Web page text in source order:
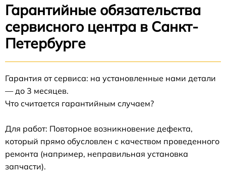
Гарантийные обязательства
сервисного центра в Санкт-
Петербурге
Гарантия от сервиса: на установленные нами детали
— до 3 месяцев.
Что считается гарантийным случаем?
Для работ: Повторное возникновение дефекта,
который прямо обусловлен с качеством проведенного
ремонта (например, неправильная установка
запчасти).